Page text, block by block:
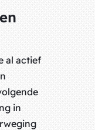
al actief
in